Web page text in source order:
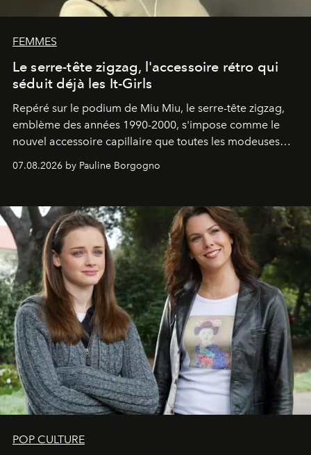
FEMMES
Le serre-tête zigzag, l'accessoire rétro qui
séduit déjà les It-Girls
Repéré sur le podium de Miu Miu, le serre-tête zigzag,
emblème des années 1990-2000, s'impose comme le
nouvel accessoire capillaire que toutes les modeuses
07.08.2026 by Pauline Borgogno
POP CULTURE